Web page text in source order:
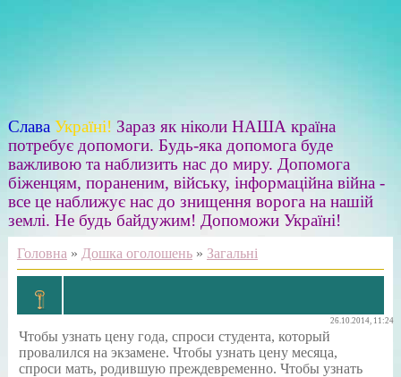
Слава Україні! Зараз як ніколи НАША країна
потребує допомоги. Будь-яка допомога буде
важливою та наблизить нас до миру. Допомога
біженцям, пораненим, війську, інформаційна війна -
все це наближує нас до знищення ворога на нашій
землі. Не будь байдужим! Допоможи Україні!
Головна » Дошка оголошень» Загальні
26.10.2014, 11:24
Чтобы узнать цену года, спроси студента, который
провалился на экзамене. Чтобы узнать цену месяца,
спроси мать, родившую преждевременно. Чтобы узнать